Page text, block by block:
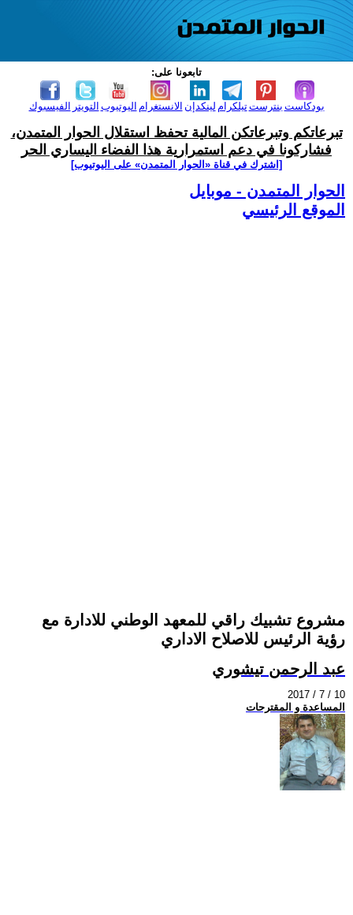
تابعونا على:
الفيسبوك التويتر اليوتيوب الانستغرام لينكدإن تيلكرامبنترست بودكاست
تبرعاتكم وتبرعاتكن المالية تحفظ استقلال الحوار المتمدن،
فشاركونا في دعم استمرارية هذا الفضاء اليساري الحر
[اشترك في قناة ‫«الحوار المتمدن» على اليوتيوب]
الحوار المتمدن - موبايل
الموقع الرئيسي
مشروع تشبيك راقي للمعهد الوطني للادارة مع
رؤية الرئيس للاصلاح الاداري
عبد الرحمن تيشوري
2017 / 7 / 10
المساعدة و المقترحات